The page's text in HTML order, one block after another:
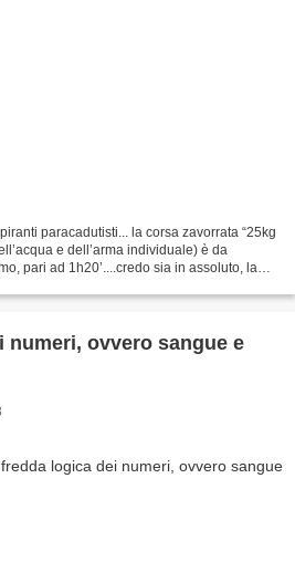
paracadutisti... la corsa zavorrata “25kg
e dell’arma individuale) è da
pari ad 1h20’....credo sia in assoluto, la
numeri, ovvero sangue e